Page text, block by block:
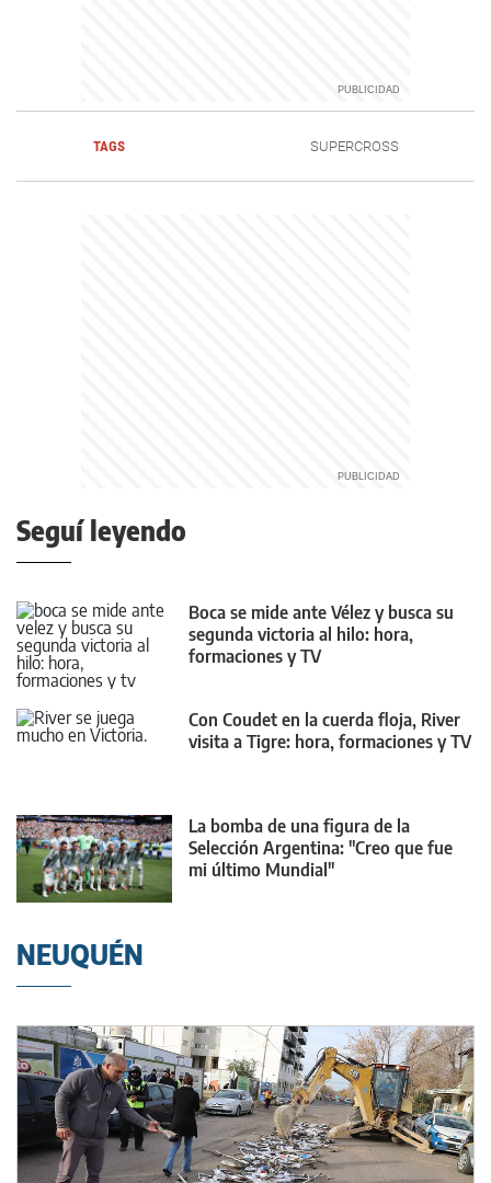
TAGS SUPERCROSS
Seguí leyendo
Boca se mide ante Vélez y busca su
segunda victoria al hilo: hora,
formaciones y TV
Con Coudet en la cuerda floja, River
visita a Tigre: hora, formaciones y TV
La bomba de una figura de la
Selección Argentina: "Creo que fue
mi último Mundial"
NEUQUÉN